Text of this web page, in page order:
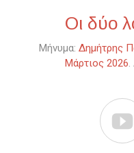
Οι δύο
Μήνυμα: Δημήτρης
Μάρτιος 2026.
